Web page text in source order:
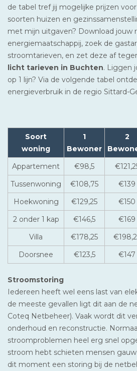
de tabel tref jij mogelijke prijzen
soorten huizen en
met mijn uitgaven? Download jouw
energiemaatschappij, zoek de
stroomtarieven, en zet deze af
licht tarieven in Buchten. Liggen
op 1 lijn? Via de volgende tabel
energieverbruik in de regio Sittard-
Soort
woning
1
Bewoner
2
Appartement
€98,5
Tussenwoning
€108,75 €139
Hoekwoning
€129,25 €150
2 onder 1 kap
€146,5 €169
Villa
€178,25
Doorsnee
€123,5 €147
Stroomstoring
Iedereen heeft wel eens last van
de meeste gevallen ligt dit aan de
Coteq Netbeheer). Vaak wordt dit
onderhoud en reconstructie.
stroomproblemen heel erg snel
stroom hebt schieten mensen gauw
dit moment een storing bij de